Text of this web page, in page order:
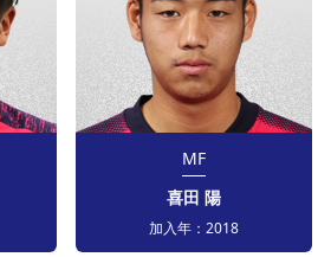
MF
喜田 陽
加入年： 2018